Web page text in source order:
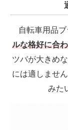
自転車用品ブ
ルな格好に合
ツバが大きめ
には適しませ
みた